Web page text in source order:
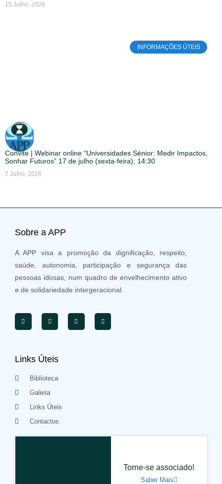
15 Julho, 2026
INFORMAÇÕES ÚTEIS
Convite | Webinar online “Universidades Sénior: Medir Impactos,
Sonhar Futuros” 17 de julho (sexta-feira); 14:30
7 Julho, 2026
Sobre a APP
A APP visa a promoção da dignificação, respeito,
saúde, autonomia, participação e segurança das
pessoas idosas, num quadro de envelhecimento ativo
e de solidariedade intergeracional.
Links Úteis
Biblioteca
Galeria
Links Úteis
Contactos
Torne-se associado!
Saber Mais